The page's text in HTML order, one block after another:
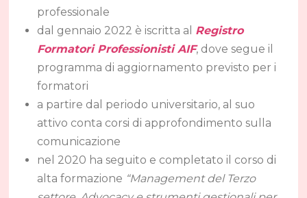
professionale
dal gennaio 2022 è iscritta al Registro
Formatori Professionisti AIF, dove segue il
programma di aggiornamento previsto per i
formatori
a partire dal periodo universitario, al suo
attivo conta corsi di approfondimento sulla
comunicazione
nel 2020 ha seguito e completato il corso di
alta formazione “Management del Terzo